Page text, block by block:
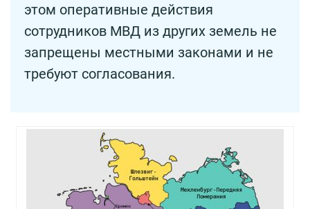
этом оперативные действия
сотрудников МВД из других земель не
запрещены местными законами и не
требуют согласования.